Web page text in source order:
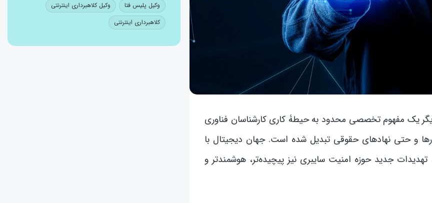
یک مفهوم تخصصی محدود به حیطۀ کاری کارشناسان فناوری
و حتی نهادهای حقوقی تبدیل شده است. جهان دیجیتال با
جدید حوزه امنیت سایبری نیز پیچیده‌تر، هوشمندتر و
وکیل پلیس فتا
وکیل کلاهبرداری اینترنتی
کلاهبرداری اینترنتی